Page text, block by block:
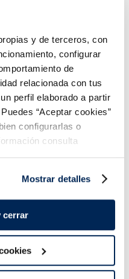
y de terceros, con
configurar
de
relacionada con tus
perfil elaborado a partir
“Aceptar cookies”
configurarlas o
consulta
Mostrar detalles
cerrar
Colas rebozadas
2,99 €
Añadir
menú de 10!